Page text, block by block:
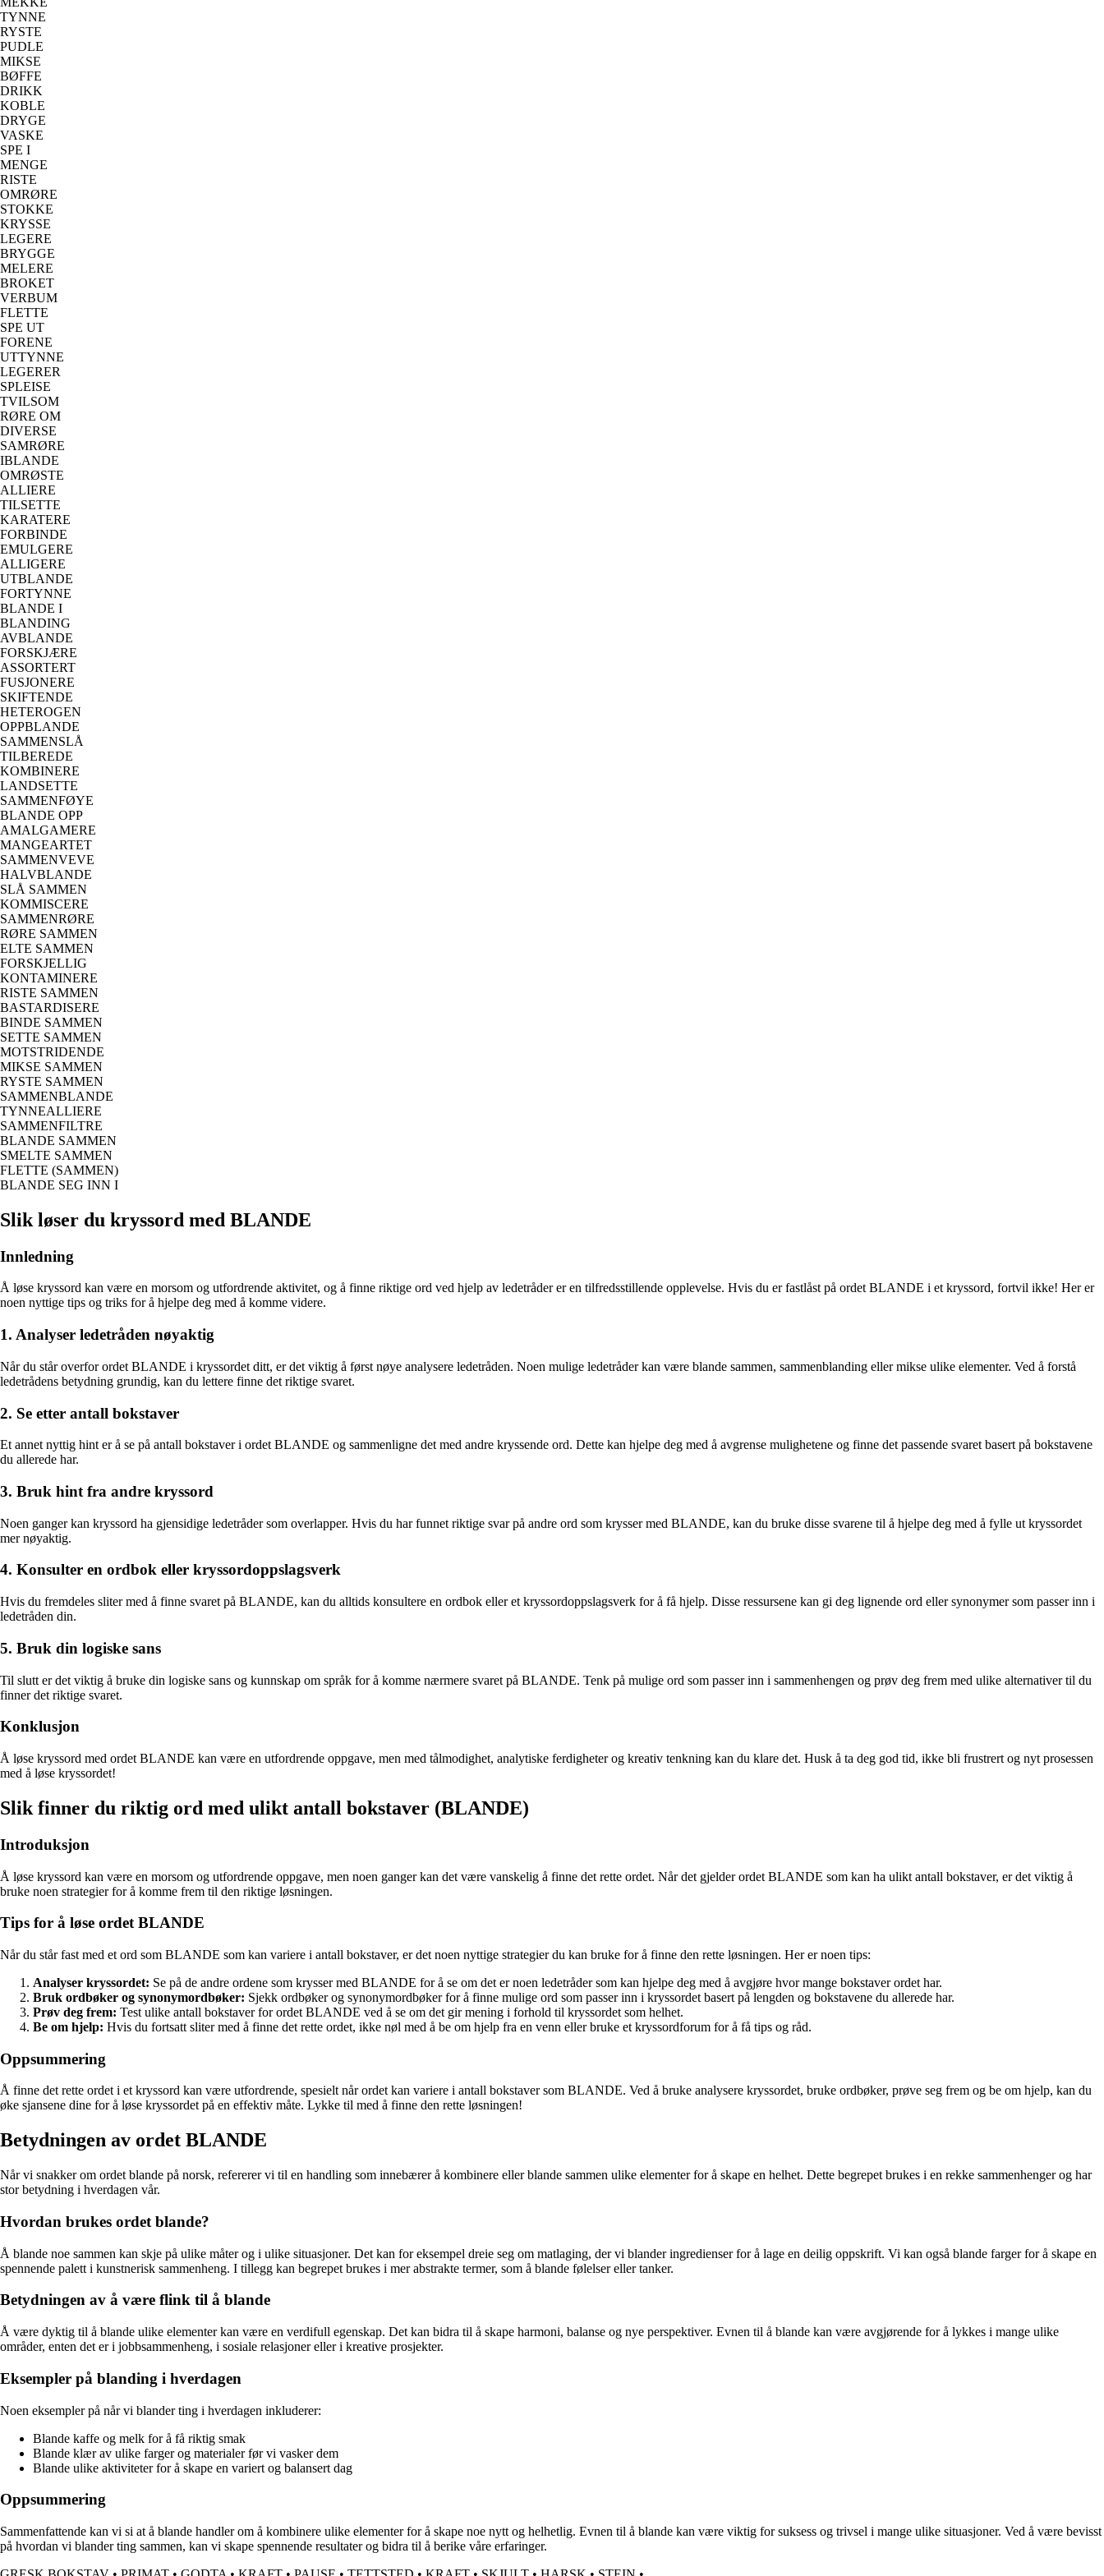
TYNNE
RYSTE
PUDLE
MIKSE
BØFFE
DRIKK
KOBLE
DRYGE
VASKE
SPE I
MENGE
RISTE
OMRØRE
STOKKE
KRYSSE
LEGERE
BRYGGE
MELERE
BROKET
VERBUM
FLETTE
SPE UT
FORENE
UTTYNNE
LEGERER
SPLEISE
TVILSOM
RØRE OM
DIVERSE
SAMRØRE
IBLANDE
OMRØSTE
ALLIERE
TILSETTE
KARATERE
FORBINDE
EMULGERE
ALLIGERE
UTBLANDE
FORTYNNE
BLANDE I
BLANDING
AVBLANDE
FORSKJÆRE
ASSORTERT
FUSJONERE
SKIFTENDE
HETEROGEN
OPPBLANDE
SAMMENSLÅ
TILBEREDE
KOMBINERE
LANDSETTE
SAMMENFØYE
BLANDE OPP
AMALGAMERE
MANGEARTET
SAMMENVEVE
HALVBLANDE
SLÅ SAMMEN
KOMMISCERE
SAMMENRØRE
RØRE SAMMEN
ELTE SAMMEN
FORSKJELLIG
KONTAMINERE
RISTE SAMMEN
BASTARDISERE
BINDE SAMMEN
SETTE SAMMEN
MOTSTRIDENDE
MIKSE SAMMEN
RYSTE SAMMEN
SAMMENBLANDE
TYNNEALLIERE
SAMMENFILTRE
BLANDE SAMMEN
SMELTE SAMMEN
FLETTE (SAMMEN)
BLANDE SEG INN I
Slik løser du kryssord med BLANDE
Innledning
Å løse kryssord kan være en morsom og utfordrende aktivitet, og å finne riktige ord ved hjelp av ledetråder er en tilfredsstillende opplevelse. Hvis du er fastlåst på ordet BLANDE i et kryssord, fortvil ikke! Her er
noen nyttige tips og triks for å hjelpe deg med å komme videre.
1. Analyser ledetråden nøyaktig
Når du står overfor ordet BLANDE i kryssordet ditt, er det viktig å først nøye analysere ledetråden. Noen mulige ledetråder kan være blande sammen, sammenblanding eller mikse ulike elementer. Ved å forstå
ledetrådens betydning grundig, kan du lettere finne det riktige svaret.
2. Se etter antall bokstaver
Et annet nyttig hint er å se på antall bokstaver i ordet BLANDE og sammenligne det med andre kryssende ord. Dette kan hjelpe deg med å avgrense mulighetene og finne det passende svaret basert på bokstavene
du allerede har.
3. Bruk hint fra andre kryssord
Noen ganger kan kryssord ha gjensidige ledetråder som overlapper. Hvis du har funnet riktige svar på andre ord som krysser med BLANDE, kan du bruke disse svarene til å hjelpe deg med å fylle ut kryssordet
mer nøyaktig.
4. Konsulter en ordbok eller kryssordoppslagsverk
Hvis du fremdeles sliter med å finne svaret på BLANDE, kan du alltids konsultere en ordbok eller et kryssordoppslagsverk for å få hjelp. Disse ressursene kan gi deg lignende ord eller synonymer som passer inn i
ledetråden din.
5. Bruk din logiske sans
Til slutt er det viktig å bruke din logiske sans og kunnskap om språk for å komme nærmere svaret på BLANDE. Tenk på mulige ord som passer inn i sammenhengen og prøv deg frem med ulike alternativer til du
finner det riktige svaret.
Konklusjon
Å løse kryssord med ordet BLANDE kan være en utfordrende oppgave, men med tålmodighet, analytiske ferdigheter og kreativ tenkning kan du klare det. Husk å ta deg god tid, ikke bli frustrert og nyt prosessen
med å løse kryssordet!
Slik finner du riktig ord med ulikt antall bokstaver (BLANDE)
Introduksjon
Å løse kryssord kan være en morsom og utfordrende oppgave, men noen ganger kan det være vanskelig å finne det rette ordet. Når det gjelder ordet BLANDE som kan ha ulikt antall bokstaver, er det viktig å
bruke noen strategier for å komme frem til den riktige løsningen.
Tips for å løse ordet BLANDE
Når du står fast med et ord som BLANDE som kan variere i antall bokstaver, er det noen nyttige strategier du kan bruke for å finne den rette løsningen. Her er noen tips:
Analyser kryssordet: Se på de andre ordene som krysser med BLANDE for å se om det er noen ledetråder som kan hjelpe deg med å avgjøre hvor mange bokstaver ordet har.
Bruk ordbøker og synonymordbøker: Sjekk ordbøker og synonymordbøker for å finne mulige ord som passer inn i kryssordet basert på lengden og bokstavene du allerede har.
Prøv deg frem: Test ulike antall bokstaver for ordet BLANDE ved å se om det gir mening i forhold til kryssordet som helhet.
Be om hjelp: Hvis du fortsatt sliter med å finne det rette ordet, ikke nøl med å be om hjelp fra en venn eller bruke et kryssordforum for å få tips og råd.
Oppsummering
Å finne det rette ordet i et kryssord kan være utfordrende, spesielt når ordet kan variere i antall bokstaver som BLANDE. Ved å bruke analysere kryssordet, bruke ordbøker, prøve seg frem og be om hjelp, kan du
øke sjansene dine for å løse kryssordet på en effektiv måte. Lykke til med å finne den rette løsningen!
Betydningen av ordet BLANDE
Når vi snakker om ordet blande på norsk, refererer vi til en handling som innebærer å kombinere eller blande sammen ulike elementer for å skape en helhet. Dette begrepet brukes i en rekke sammenhenger og har
stor betydning i hverdagen vår.
Hvordan brukes ordet blande?
Å blande noe sammen kan skje på ulike måter og i ulike situasjoner. Det kan for eksempel dreie seg om matlaging, der vi blander ingredienser for å lage en deilig oppskrift. Vi kan også blande farger for å skape en
spennende palett i kunstnerisk sammenheng. I tillegg kan begrepet brukes i mer abstrakte termer, som å blande følelser eller tanker.
Betydningen av å være flink til å blande
Å være dyktig til å blande ulike elementer kan være en verdifull egenskap. Det kan bidra til å skape harmoni, balanse og nye perspektiver. Evnen til å blande kan være avgjørende for å lykkes i mange ulike
områder, enten det er i jobbsammenheng, i sosiale relasjoner eller i kreative prosjekter.
Eksempler på blanding i hverdagen
Noen eksempler på når vi blander ting i hverdagen inkluderer:
Blande kaffe og melk for å få riktig smak
Blande klær av ulike farger og materialer før vi vasker dem
Blande ulike aktiviteter for å skape en variert og balansert dag
Oppsummering
Sammenfattende kan vi si at å blande handler om å kombinere ulike elementer for å skape noe nytt og helhetlig. Evnen til å blande kan være viktig for suksess og trivsel i mange ulike situasjoner. Ved å være bevisst
på hvordan vi blander ting sammen, kan vi skape spennende resultater og bidra til å berike våre erfaringer.